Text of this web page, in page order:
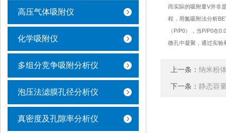
高压气体吸附仪
化学吸附仪
多组分竞争吸附分析仪
泡压法滤膜孔径分析仪
真密度及孔隙率分析仪
而实际的吸附量V并非
程，用氮吸附法分析
（P/P0），当P/P0在
微孔中凝聚，通过实验
上一条： 纳米粉
下一条： 静态容